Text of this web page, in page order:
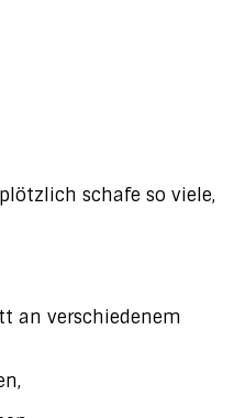
schafe so viele,
an verschiedenem